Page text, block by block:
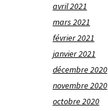
avril 2021
mars 2021
février 2021
janvier 2021
décembre 2020
novembre 2020
octobre 2020